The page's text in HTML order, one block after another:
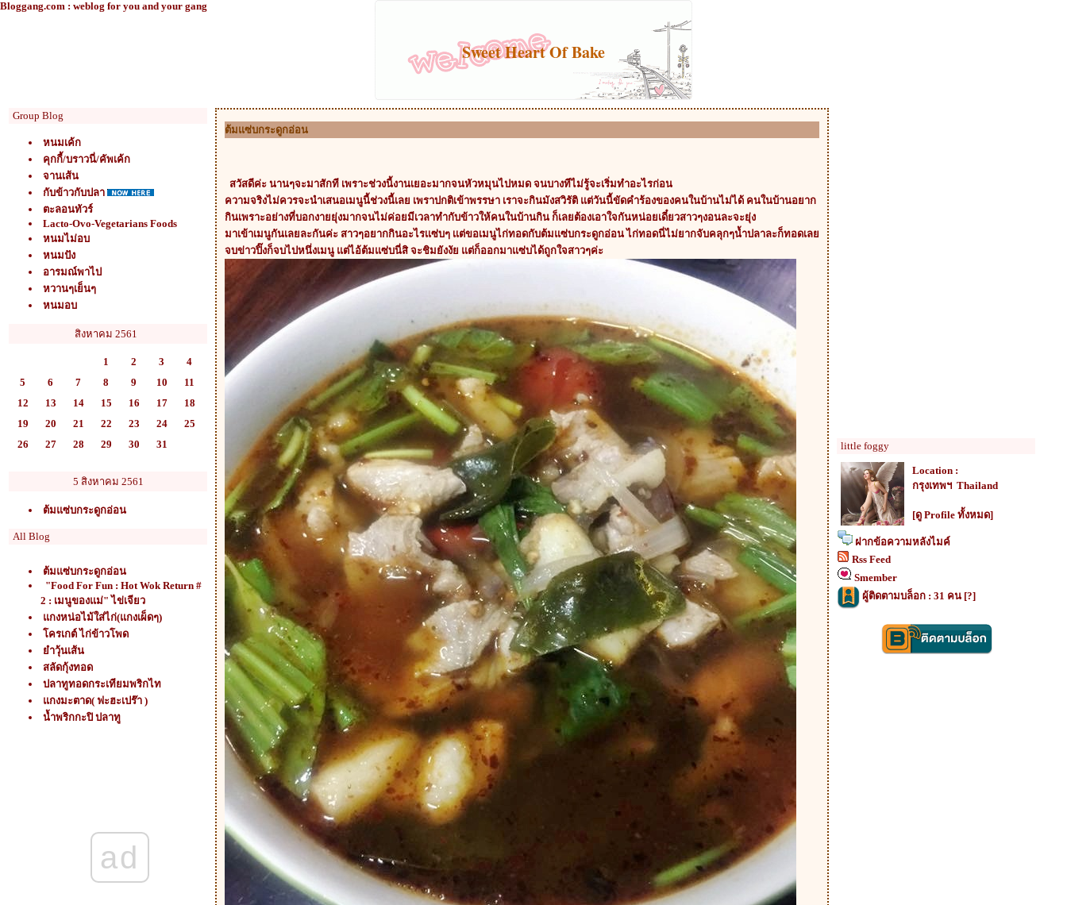
Bloggang.com : weblog for you and your gang
Sweet Heart Of Bake
Group Blog
หนมเค้ก
คุกกี้/บราวนี่/คัพเค้ก
จานเส้น
กับข้าวกับปลา
ตะลอนทัวร์
Lacto-Ovo-Vegetarians Foods
หนมไม่อบ
หนมปัง
อารมณ์พาไป
หวานๆเย็นๆ
หนมอบ
สิงหาคม 2561
1 2 3
4
5
6 7 8 9 10
11
12
13 14 15 16 17
18
19
20 21 22 23 24
25
26
27 28 29 30 31
5 สิงหาคม 2561
ต้มแซ่บกระดูกอ่อน
All Blog
ต้มแซ่บกระดูกอ่อน
"Food For Fun : Hot Wok Return #
2 : เมนูของแม่" ไข่เจียว
กงหน่อไม้ใส่ไก่(แกงเผ็ดๆ)
ครเกต์ ไก่ข้าวโพด
ำวุ้นเส้น
สลัดกุ้งทอด
ปลาทูทอดกระเทียมพริกไท
กงมะตาด( ฟะฮะเปร๊า )
น้ำพริกกะปิ ปลาทู
ad
ต้มแซ่บกระดูกอ่อน
สวัสดีค่ะ นานๆจะมาสักที เพราะช่วงนี้งานเยอะมากจนหัวหมุนไปหมด จนบางทีไม่รู้จะเริ่มทำอะไรก่อน
ความจริงไม่ควรจะนำเสนอเมนูนี้ช่วงนี้เลย เพราปกติเข้าพรรษา เราจะกินมังสวิรัติ แต่วันนี้ขัดคำร้องของคนในบ้านไม่ได้ คนในบ้านอยาก
กินเพราะอย่างที่บอกงายยุ่งมากจนไม่ค่อยมีเวลาทำกับข้าวให้คนในบ้านกิน ก็เลยต้องเอาใจกันหน่อยเดี๋ยวสาวๆงอนละจะยุ่ง
มาเข้าเมนูกันเลยละกันค่ะ สาวๆอยากกินอะไรเเซ่บๆ เเต่ขอเมนูไก่ทอดกับต้มแซ่บกระดูกอ่อน ไก่ทอดนี่ไม่ยากจับคลุกๆน้ำปลาละก็ทอดเล
จบข่าวปิ๊งก็จบไปหนึ่งเมนู แต่ไอ้ต้มแซ่บนี่สิ จะชิมยังงัย แต่ก็ออกมาแซ่บได้ถูกใจสาวๆค่ะ
little foggy
Location :
กรุงเทพฯ Thailand
[ดู Profile ทั้งหมด]
ฝากข้อความหลังไมค์
Rss Feed
Smember
ผู้ติดตามบล็อก : 31 คน [?]